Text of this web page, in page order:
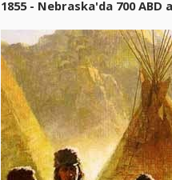
1855 - Nebraska'da 700 ABD